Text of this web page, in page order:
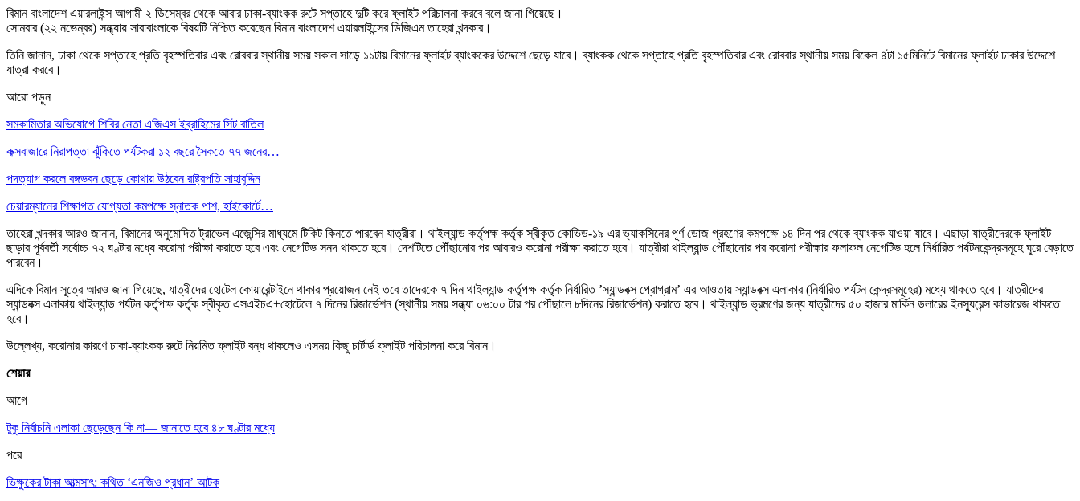
বিমান বাংলাদেশ এয়ারলাইন্স আগামী ২ ডিসেম্বর থেকে আবার ঢাকা-ব্যাংকক রুটে সপ্তাহে দুটি করে ফ্লাইট পরিচালনা করবে বলে জানা গিয়েছে।
সোমবার (২২ নভেম্বর) সন্ধ্যায় সারাবাংলাকে বিষয়টি নিশ্চিত করেছেন বিমান বাংলাদেশ এয়ারলাইন্সের ডিজিএম তাহেরা খন্দকার।
তিনি জানান, ঢাকা থেকে সপ্তাহে প্রতি বৃহস্পতিবার এবং রোববার স্থানীয় সময় সকাল সাড়ে ১১টায় বিমানের ফ্লাইট ব্যাংককের উদ্দেশে ছেড়ে যাবে। ব্যাংকক থেকে সপ্তাহে প্রতি বৃহস্পতিবার এবং রোববার স্থানীয় সময় বিকেল ৪টা ১৫মিনিটে বিমানের ফ্লাইট ঢাকার উদ্দেশে
যাত্রা করবে।
আরো পড়ুন
সমকামিতার অভিযোগে শিবির নেতা এজিএস ইব্রাহিমের সিট বাতিল
কক্সবাজারে নিরাপত্তা ঝুঁকিতে পর্যটকরা ১২ বছরে সৈকতে ৭৭ জনের…
পদত্যাগ করলে বঙ্গভবন ছেড়ে কোথায় উঠবেন রাষ্ট্রপতি সাহাবুদ্দিন
চেয়ারম্যানের শিক্ষাগত যোগ্যতা কমপক্ষে স্নাতক পাশ, হাইকোর্টে…
তাহেরা খন্দকার আরও জানান, বিমানের অনুমোদিত ট্রাভেল এজেন্সির মাধ্যমে টিকিট কিনতে পারবেন যাত্রীরা। থাইল্যান্ড কর্তৃপক্ষ কর্তৃক স্বীকৃত কোভিড-১৯ এর ভ্যাকসিনের পূর্ণ ডোজ গ্রহণের কমপক্ষে ১৪ দিন পর থেকে ব্যাংকক যাওয়া যাবে। এছাড়া যাত্রীদেরকে ফ্লাইট
ছাড়ার পূর্ববর্তী সর্বোচ্চ ৭২ ঘণ্টার মধ্যে করোনা পরীক্ষা করাতে হবে এবং নেগেটিভ সনদ থাকতে হবে। দেশটিতে পৌঁছানোর পর আবারও করোনা পরীক্ষা করাতে হবে। যাত্রীরা থাইল্যান্ড পৌঁছানোর পর করোনা পরীক্ষার ফলাফল নেগেটিভ হলে নির্ধারিত পর্যটনকেন্দ্রসমূহে ঘুরে বেড়াতে
পারবেন।
এদিকে বিমান সূত্রে আরও জানা গিয়েছে, যাত্রীদের হোটেল কোয়ারেন্টাইনে থাকার প্রয়োজন নেই তবে তাদেরকে ৭ দিন থাইল্যান্ড কর্তৃপক্ষ কর্তৃক নির্ধারিত ’স্যান্ডবক্স প্রোগ্রাম’ এর আওতায় স্যান্ডবক্স এলাকার (নির্ধারিত পর্যটন কেন্দ্রসমূহের) মধ্যে থাকতে হবে। যাত্রীদের
স্যান্ডবক্স এলাকায় থাইল্যান্ড পর্যটন কর্তৃপক্ষ কর্তৃক স্বীকৃত এসএইচএ+হোটেলে ৭ দিনের রিজার্ভেশন (স্থানীয় সময় সন্ধ্যা ০৬:০০ টার পর পৌঁছালে ৮দিনের রিজার্ভেশন) করাতে হবে। থাইল্যান্ড ভ্রমণের জন্য যাত্রীদের ৫০ হাজার মার্কিন ডলারের ইনস্যুরেন্স কাভারেজ থাকতে
হবে।
উল্লেখ্য, করোনার কারণে ঢাকা-ব্যাংকক রুটে নিয়মিত ফ্লাইট বন্ধ থাকলেও এসময় কিছু চার্টার্ড ফ্লাইট পরিচালনা করে বিমান।
শেয়ার
আগে
টুকু নির্বাচনি এলাকা ছেড়েছেন কি না— জানাতে হবে ৪৮ ঘণ্টার মধ্যে
পরে
ভিক্ষুকের টাকা আত্মসাৎ: কথিত ‘এনজিও প্রধান’ আটক